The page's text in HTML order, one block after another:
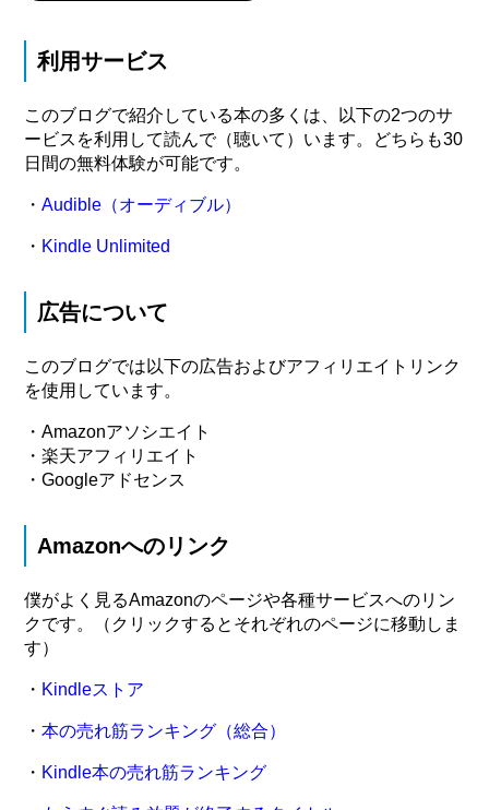
利用サービス
このブログで紹介している本の多くは、以下の2つのサ
ービスを利用して読んで（聴いて）います。どちらも30
日間の無料体験が可能です。
・Audible（オーディブル）
・ Kindle Unlimited
広告について
このブログでは以下の広告およびアフィリエイトリンク
を使用しています。
・Amazonアソシエイト
・楽天アフィリエイト
・Googleアドセンス
Amazonへのリンク
僕がよく見るAmazonのページや各種サービスへのリン
クです。（クリックするとそれぞれのページに移動しま
す）
・ Kindleストア
・本の売れ筋ランキング（総合）
・ Kindle本の売れ筋ランキング